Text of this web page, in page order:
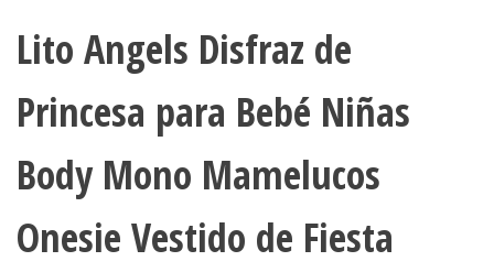
Lito Angels Disfraz de
Princesa para Bebé Niñas
Body Mono Mamelucos
Onesie Vestido de Fiesta